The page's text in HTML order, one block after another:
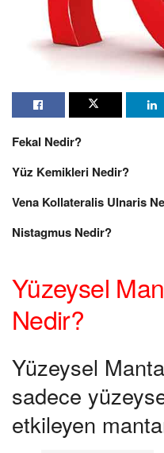
Fekal Nedir?
Yüz Kemikleri Nedir?
Vena Kollateralis Ulnaris
Nistagmus Nedir?
Yüzeysel
Nedir?
Yüzeysel
sadece
etkileyen